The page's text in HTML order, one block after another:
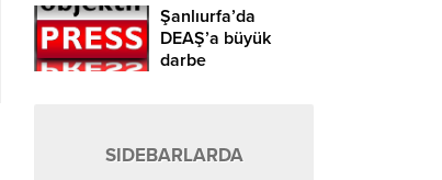
Şanlıurfa’da
DEAŞ’a büyük
darbe
SIDEBARLARDA